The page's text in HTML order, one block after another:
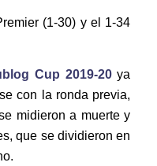
(1-30) y el 1-34
Cup 2019-20ya
con la ronda previa,
midieron a muerte y
que se dividieron en